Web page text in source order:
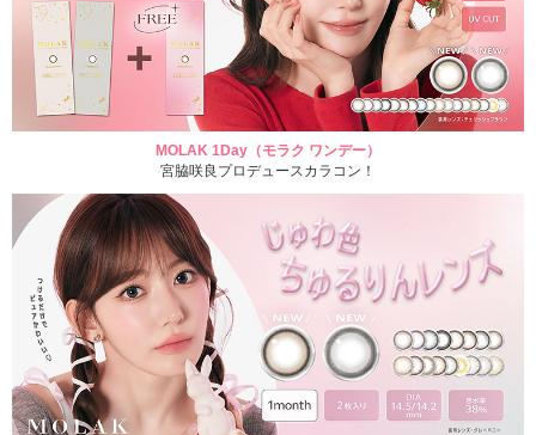
MOLAK 1Day（モラク ワンデー）
宮脇咲良プロデュースカラコン！